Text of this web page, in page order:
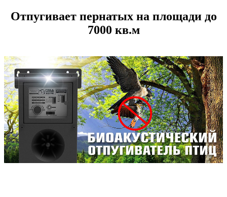
Отпугивает пернатых на площади до
7000 кв.м